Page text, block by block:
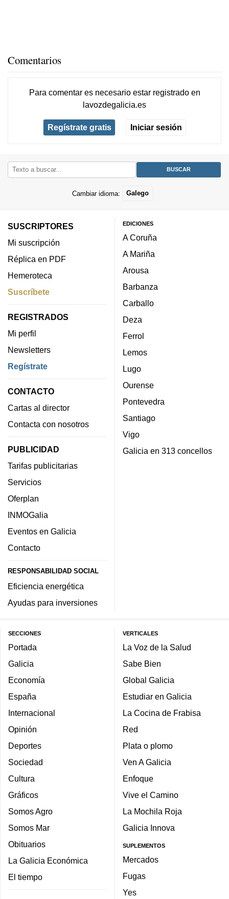
Comentarios
Para comentar es necesario estar registradoen
lavozdegalicia.es
Regístrate gratis Iniciar sesión
Cambiar idioma: Galego
SUSCRIPTORES
Mi suscripción
Réplica en PDF
Hemeroteca
Suscríbete
REGISTRADOS
Mi perfil
Newsletters
Regístrate
CONTACTO
Cartas al director
Contacta con nosotros
PUBLICIDAD
Tarifas publicitarias
Servicios
Oferplan
INMOGalia
Eventos en Galicia
Contacto
RESPONSABILIDAD SOCIAL
Eficiencia energética
Ayudas para inversiones
EDICIONES
A Coruña
A Mariña
Arousa
Barbanza
Carballo
Deza
Ferrol
Lemos
Lugo
Ourense
Pontevedra
Santiago
Vigo
Galicia en 313 concellos
SECCIONES
Portada
Galicia
Economía
España
Internacional
Opinión
Deportes
Sociedad
Cultura
Gráficos
Somos Agro
Somos Mar
Obituarios
La Galicia Económica
El tiempo
VERTICALES
La Voz de la Salud
Sabe Bien
Global Galicia
Estudiar en Galicia
La Cocina de Frabisa
Red
Plata o plomo
Ven A Galicia
Enfoque
Vive el Camino
La Mochila Roja
Galicia Innova
SUPLEMENTOS
Mercados
Fugas
Yes